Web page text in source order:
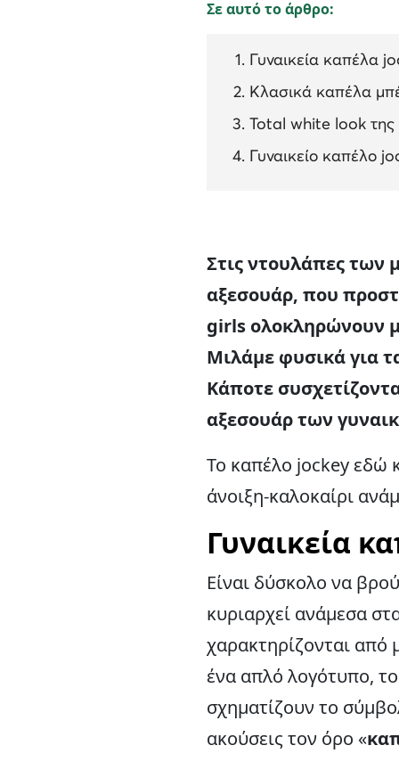
Σε αυτό το άρθρο:
Γυναικεία καπέλα
Κλασικά καπέλα
Total white look
Γυναικείο καπέλο
Στις ντουλάπες των
αξεσουάρ, που
girls ολοκληρώνουν
Μιλάμε φυσικά για
Κάποτε
αξεσουάρ των
Το καπέλο jockey εδώ
άνοιξη-καλοκαίρι
Γυναικεία
Είναι δύσκολο να
κυριαρχεί ανάμεσα
χαρακτηρίζονται από
ένα απλό λογότυπο,
σχηματίζουν το
ακούσεις τον όρο «